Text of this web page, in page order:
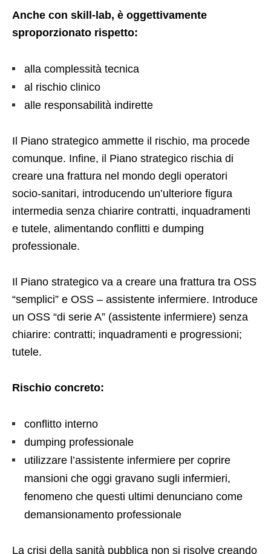
Anche con skill-lab, è oggettivamente
sproporzionato rispetto:
alla complessità tecnica
al rischio clinico
alle responsabilità indirette
Il Piano strategico ammette il rischio, ma procede
comunque. Infine, il Piano strategico rischia di
creare una frattura nel mondo degli operatori
socio-sanitari, introducendo un’ulteriore figura
intermedia senza chiarire contratti, inquadramenti
e tutele, alimentando conflitti e dumping
professionale.
Il Piano strategico va a creare una frattura tra OSS
“semplici” e OSS – assistente infermiere. Introduce
un OSS “di serie A” (assistente infermiere) senza
chiarire: contratti; inquadramenti e progressioni;
tutele.
Rischio concreto:
conflitto interno
dumping professionale
utilizzare l’assistente infermiere per coprire
mansioni che oggi gravano sugli infermieri,
fenomeno che questi ultimi denunciano come
demansionamento professionale
La crisi della sanità pubblica non si risolve creando